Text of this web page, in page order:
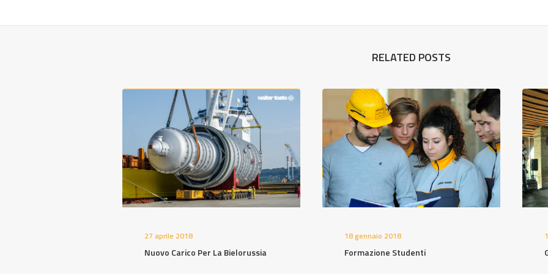
RELATED POSTS
27 aprile 2018
Nuovo Carico Per La Bielorussia
18 gennaio 2018
Formazione Studenti